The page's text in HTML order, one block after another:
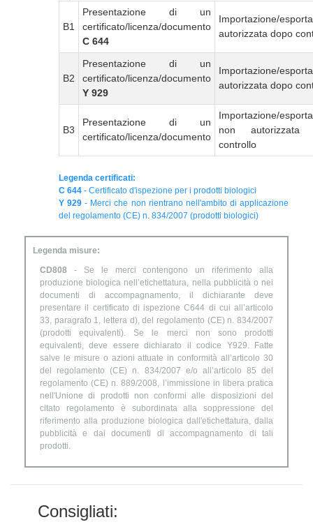
B1
Presentazione di un
certificato/licenza/documento
C 644
Importazione/
autorizzata dopo
B2
Presentazione di un
certificato/licenza/documento
Y 929
Importazione/
autorizzata dopo
B3
Presentazione di un
certificato/licenza/documento
Importazione/
non autorizzata
controllo
Legenda certificati:
C 644 - Certificato d'ispezione per i prodotti biologici
Y 929 - Merci che non rientrano nell'ambito di applicazione
del regolamento (CE) n. 834/2007 (prodotti biologici)
Legenda misure:
CD808 - Se le merci contengono un riferimento alla
produzione biologica nell’etichettatura, nella pubblicità o nei
documenti di accompagnamento, il dichiarante deve
presentare il certificato di ispezione C644 di cui all’articolo
33, paragrafo 1, lettera d), del regolamento (CE) n. 834/2007
(prodotti equivalenti). Se le merci non sono prodotti
equivalenti, deve essere dichiarato il codice Y929. Fatte
salve le misure o azioni attuate in conformità all’articolo 30
del regolamento (CE) n. 834/2007 e/o all’articolo 85 del
regolamento (CE) n. 889/2008, l’immissione in libera pratica
nell'Unione di prodotti non conformi alle disposizioni del
citato regolamento è subordinata alla soppressione del
riferimento alla produzione biologica dall'etichettatura, dalla
pubblicità e dai documenti di accompagnamento di tali
prodotti.
Consigliati: